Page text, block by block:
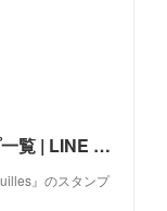
Petites_NouillesのLINE スタンプ一覧 | LINE STORE
』のスタンプ